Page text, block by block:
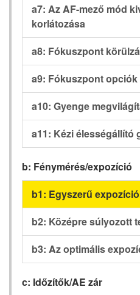
a7: Az AF-mező mód
korlátozása
a8: Fókuszpont
a9: Fókuszpont opciók
a10: Gyenge
a11: Kézi élességállító
b: Fénymérés/expozíció
b1: Egyszerű
b2: Középre súlyozott
b3: Az optimális
c: Időzítők/AE zár